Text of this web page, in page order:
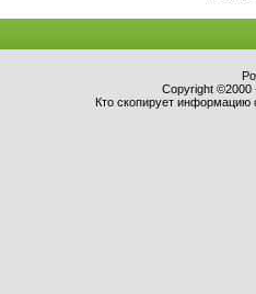
Copyright ©2000
Кто скопирует информацию